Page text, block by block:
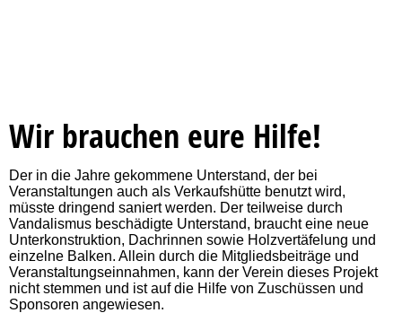
Wir brauchen eure Hilfe!
Der in die Jahre gekommene Unterstand, der bei
Veranstaltungen auch als Verkaufshütte benutzt wird,
müsste dringend saniert werden. Der teilweise durch
Vandalismus beschädigte Unterstand, brauchteine neue
Unterkonstruktion, Dachrinnen sowie Holzvertäfelung und
einzelne Balken. Allein durch die Mitgliedsbeiträge und
Veranstaltungseinnahmen, kann der Verein dieses Projekt
nicht stemmen und ist auf die Hilfe von Zuschüssen und
Sponsoren angewiesen.